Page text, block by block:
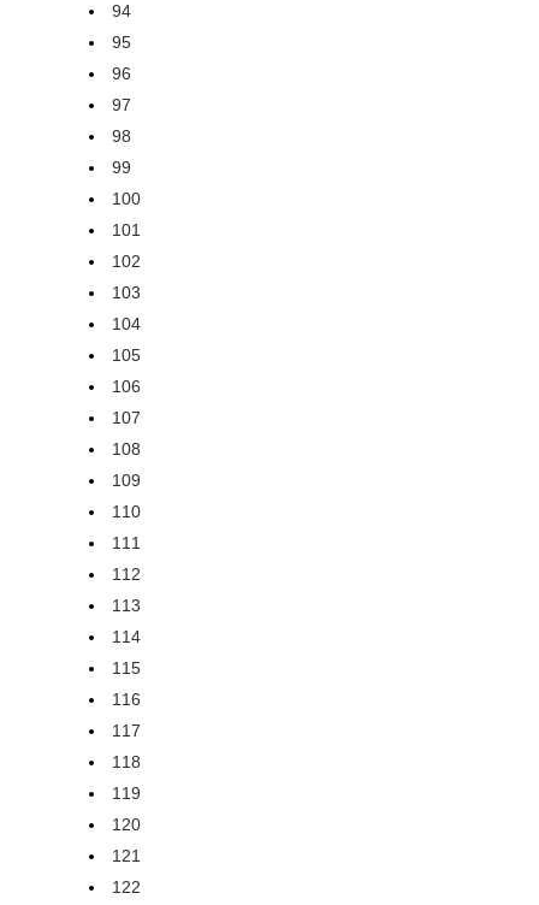
94
95
96
97
98
99
100
101
102
103
104
105
106
107
108
109
110
111
112
113
114
115
116
117
118
119
120
121
122